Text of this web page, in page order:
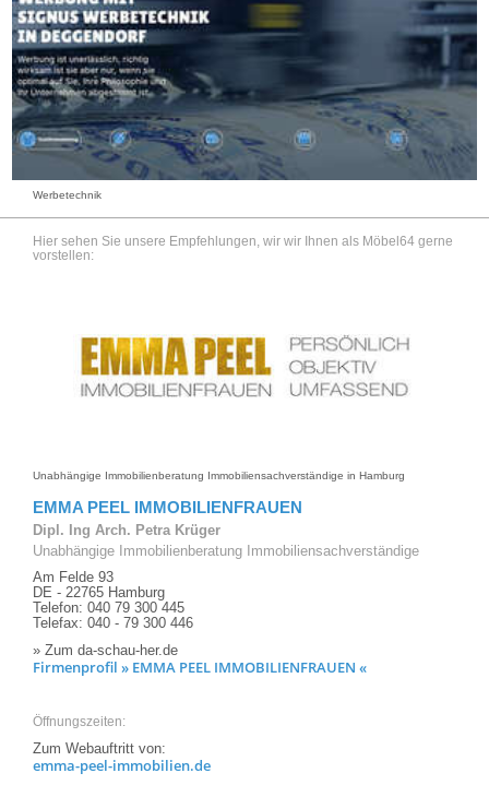
Werbetechnik
Hier sehen Sie unsere Empfehlungen, wir wir Ihnen als Möbel64 gerne
vorstellen:
Unabhängige Immobilienberatung Immobiliensachverständige in Hamburg
EMMA PEEL IMMOBILIENFRAUEN
Dipl. Ing Arch. Petra Krüger
Unabhängige Immobilienberatung Immobiliensachverständige
Am Felde 93
DE - 22765 Hamburg
Telefon: 040 79 300 445
Telefax: 040 - 79 300 446
» Zum da-schau-her.de
Firmenprofil » EMMA PEEL IMMOBILIENFRAUEN «
Öffnungszeiten:
Zum Webauftritt von:
emma-peel-immobilien.de